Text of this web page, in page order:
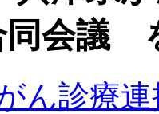
同会議
ん診療